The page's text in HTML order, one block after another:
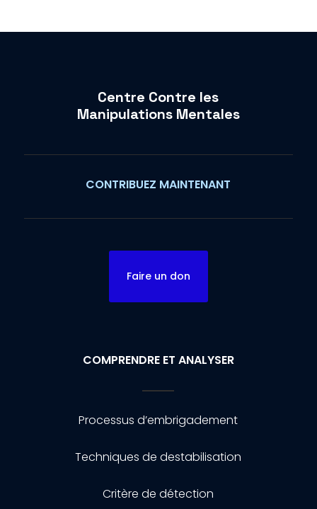
Centre Contre les
Manipulations Mentales
CONTRIBUEZ MAINTENANT
Faire un don
COMPRENDRE ET ANALYSER
Processus d’embrigadement
Techniques de destabilisation
Critère de détection